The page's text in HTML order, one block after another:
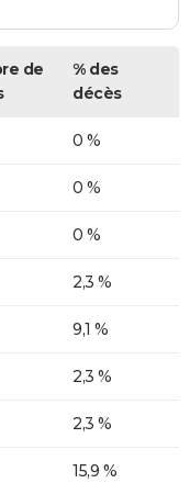
de
% des
décès
0 %
0 %
0 %
2,3 %
9,1 %
2,3 %
2,3 %
15,9 %